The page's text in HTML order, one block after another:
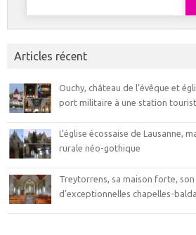
Articles récent
Ouchy, château de l’évêque et
port militaire à une station
L’église écossaise de Lausanne,
rurale néo-gothique
Treytorrens, sa maison forte, son
d’exceptionnelles chapelles-